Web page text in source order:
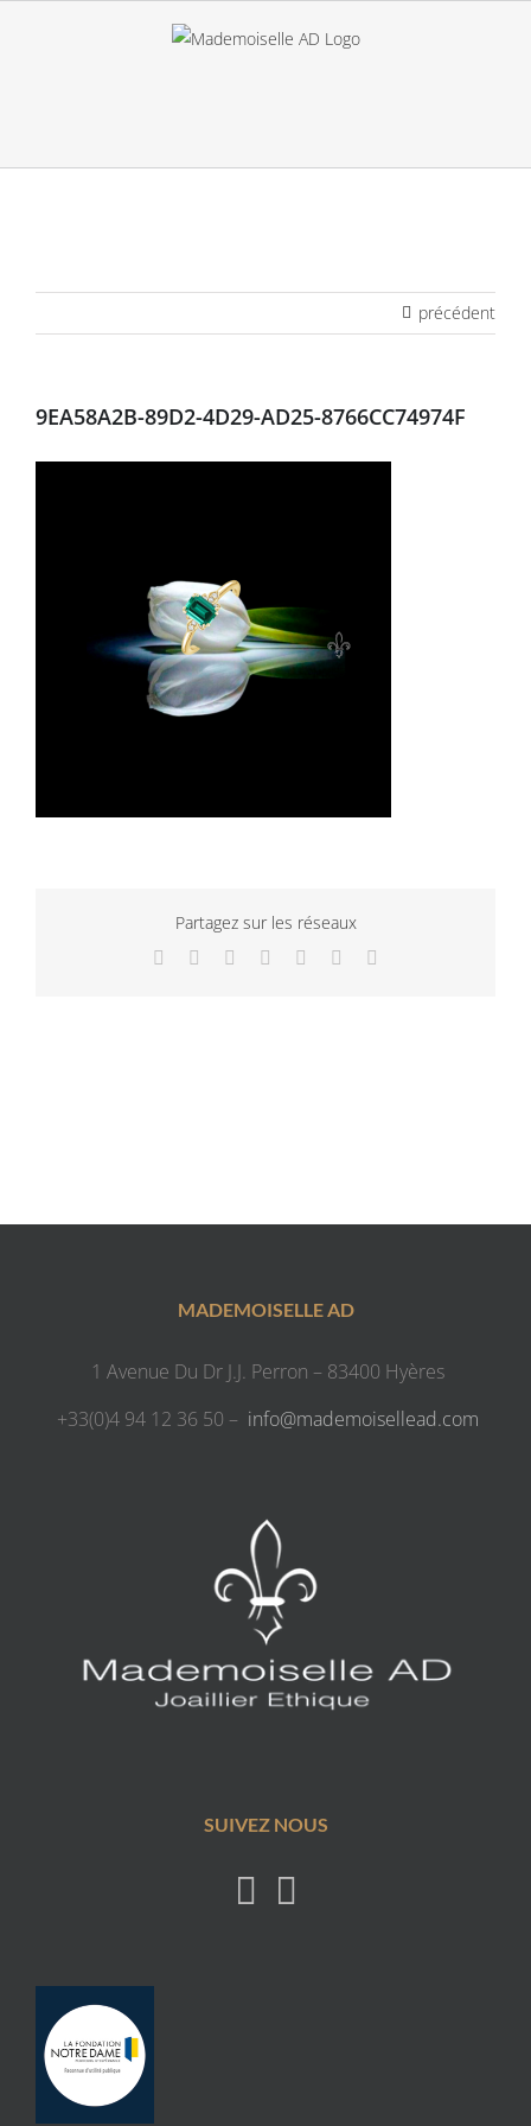
précédent
9EA58A2B-89D2-4D29-AD25-8766CC74974F
Partagez sur les réseaux
Facebook
TwitterLinkedInWhatsApp
TumblrPinterest
MADEMOISELLE AD
1 Avenue Du Dr J.J. Perron – 83400 Hyères
+33(0)4 94 12 36 50 – info@mademoisellead.com
SUIVEZ NOUS